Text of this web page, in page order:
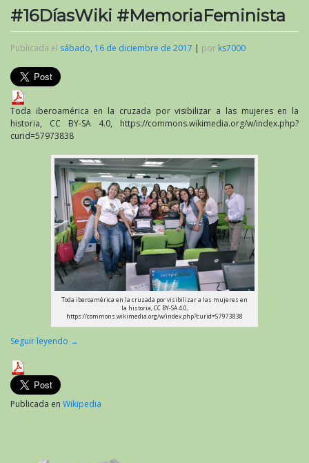
#16DíasWiki #MemoriaFeminista
Publicada el sábado, 16 de diciembre de 2017 | por ks7000
Toda iberoamérica en la cruzada por visibilizar a las mujeres en la
historia, CC BY-SA 4.0, https://commons.wikimedia.org/w/index.php?
curid=57973838
Toda iberoamérica en la cruzada por visibilizar a las mujeres en
la historia, CC BY-SA 4.0,
https://commons.wikimedia.org/w/index.php?curid=57973838
Seguir leyendo →
Publicada en Wikipedia